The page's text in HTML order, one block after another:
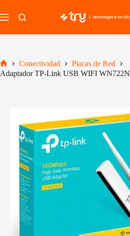
al
contenido
Inicio
Conectividad
Placas de Red
Adaptador TP-Link USB WIFI WN722N